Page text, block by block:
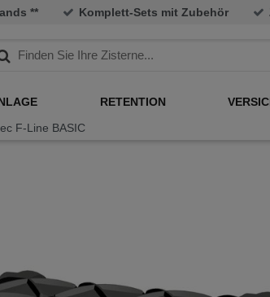
** Komplett-Sets mit Zubehör
RETENTION
F-Line BASIC